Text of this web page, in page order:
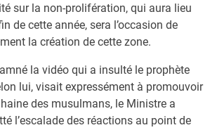
sur la non-prolifération, qui aura lieu
de cette année, sera l’occasion de
la création de cette zone.
la vidéo qui a insulté le prophète
lui, visait expressément à promouvoir
des musulmans, le Ministre a
l’escalade des réactions au point de